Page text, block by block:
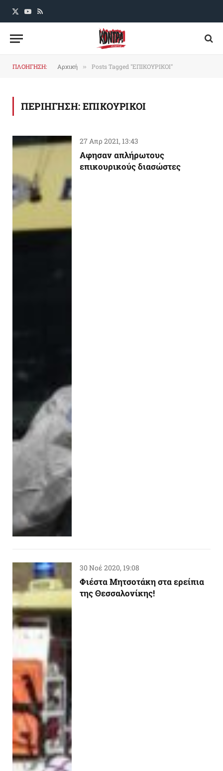
X
YouTube
RSS
ΠΛΟΗΓΗΣΗ: Αρχική » Posts Tagged "ΕΠΙΚΟΥΡΙΚΟΙ"
ΠΕΡΙΗΓΗΣΗ:ΕΠΙΚΟΥΡΙΚΟΙ
27 Απρ 2021, 13:43
Aφησαν απλήρωτους
επικουρικούς διασώστες
30 Νοέ 2020, 19:08
Φιέστα Μητσοτάκη στα ερείπια
της Θεσσαλονίκης!